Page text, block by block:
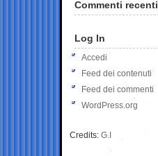
Commenti recenti
Log In
Accedi
Feed dei contenuti
Feed dei commenti
WordPress.org
Credits: G.I